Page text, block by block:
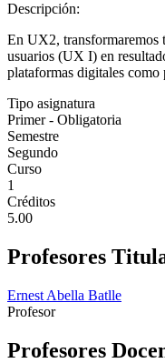
Descripción:
En UX2, transformaremos
usuarios (UX I) en
plataformas digitales como
Tipo asignatura
Primer - Obligatoria
Semestre
Segundo
Curso
1
Créditos
5.00
Profesores
Ernest Abella Batlle
Profesor
Profesores